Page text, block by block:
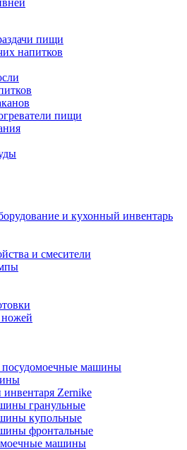
пищи
напитков
пищи
и кухонный инвентарь
и смесители
ножей
машины
Zernike
гранульные
купольные
фронтальные
машины